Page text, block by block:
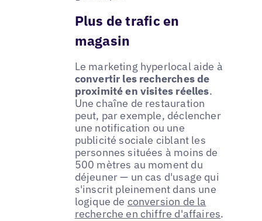
Plus de trafic en
magasin
Le marketing hyperlocal aide à
convertir les recherches de
proximité en visites réelles.
Une chaîne de restauration
peut, par exemple, déclencher
une notification ou une
publicité sociale ciblant les
personnes situées à moins de
500 mètres au moment du
déjeuner — un cas d'usage qui
s'inscrit pleinement dans une
logique de conversion de la
recherche en chiffre d'affaires.